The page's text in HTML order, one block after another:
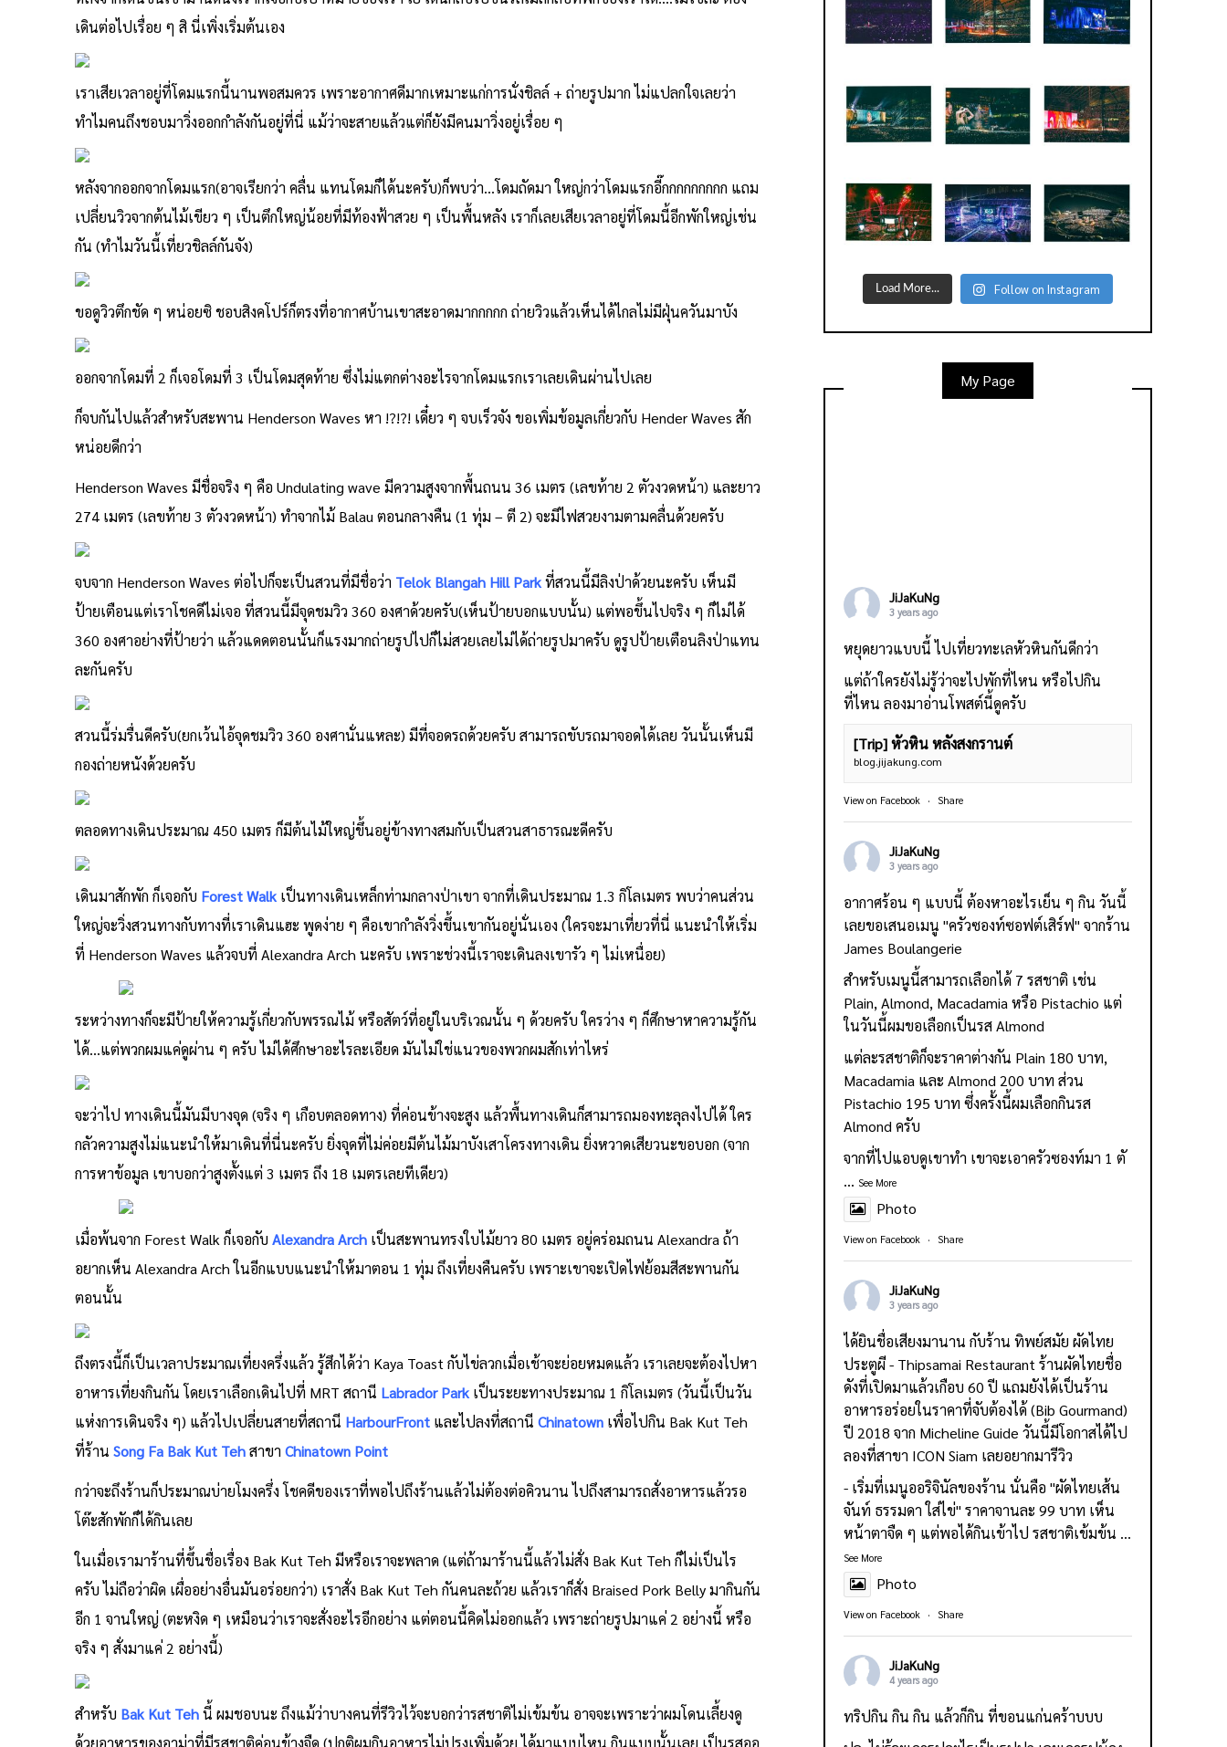
เดินต่อไปเรื่อย ๆ สิ นี่เพิ่งเริ่มต้นเอง
เราเสียเวลาอยู่ที่โดมแรกนี้นานพอสมควร เพราะอากาศดีมากเหมาะแก่การนั่งชิลล์ + ถ่ายรูปมาก ไม่แปลกใจเลยว่า
ทำไมคนถึงชอบมาวิ่งออกกำลังกันอยู่ที่นี่ แม้ว่าจะสายแล้วแต่ก็ยังมีคนมาวิ่งอยู่เรื่อย ๆ
หลังจากออกจากโดมแรก(อาจเรียกว่า คลื่น แทนโดมก็ได้นะครับ)ก็พบว่า…โดมถัดมา ใหญ่กว่าโดมแรกอี๊กกกกกกกกก แถม
เปลี่ยนวิวจากต้นไม้เขียว ๆ เป็นตึกใหญ่น้อยที่มีท้องฟ้าสวย ๆ เป็นพื้นหลัง เราก็เลยเสียเวลาอยู่ที่โดมนี้อีกพักใหญ่เช่น
กัน (ทำไมวันนี้เที่ยวชิลล์กันจัง)
ขอดูวิวตึกชัด ๆ หน่อยซิ ชอบสิงคโปร์ก็ตรงที่อากาศบ้านเขาสะอาดมากกกกก ถ่ายวิวแล้วเห็นได้ไกลไม่มีฝุ่นควันมาบัง
ออกจากโดมที่ 2 ก็เจอโดมที่ 3 เป็นโดมสุดท้าย ซึ่งไม่แตกต่างอะไรจากโดมแรกเราเลยเดินผ่านไปเลย
ก็จบกันไปแล้วสำหรับสะพาน Henderson Waves หา !?!?! เดี๋ยว ๆ จบเร็วจัง ขอเพิ่มข้อมูลเกี่ยวกับ Hender Waves สัก
หน่อยดีกว่า
Henderson Waves มีชื่อจริง ๆ คือ Undulating wave มีความสูงจากพื้นถนน 36 เมตร (เลขท้าย 2 ตัวงวดหน้า) และยาว
274 เมตร (เลขท้าย 3 ตัวงวดหน้า) ทำจากไม้ Balau ตอนกลางคืน (1 ทุ่ม – ตี 2) จะมีไฟสวยงามตามคลื่นด้วยครับ
จบจาก Henderson Waves ต่อไปก็จะเป็นสวนที่มีชื่อว่า Telok Blangah Hill Parkที่สวนนี้มีลิงป่าด้วยนะครับ เห็นมี
ป้ายเตือนแต่เราโชคดีไม่เจอ ที่สวนนี้มีจุดชมวิว 360 องศาด้วยครับ(เห็นป้ายบอกแบบนั้น) แต่พอขึ้นไปจริง ๆ ก็ไม่ได้
360 องศาอย่างที่ป้ายว่า แล้วแดดตอนนั้นก็แรงมากถ่ายรูปไปก็ไม่สวยเลยไม่ได้ถ่ายรูปมาครับ ดูรูปป้ายเตือนลิงป่าแทน
ละกันครับ
สวนนี้ร่มรื่นดีครับ(ยกเว้นไอ้จุดชมวิว 360 องศานั่นแหละ) มีที่จอดรถด้วยครับ สามารถขับรถมาจอดได้เลย วันนั้นเห็นมี
กองถ่ายหนังด้วยครับ
ตลอดทางเดินประมาณ 450 เมตร ก็มีต้นไม้ใหญ่ขึ้นอยู่ข้างทางสมกับเป็นสวนสาธารณะดีครับ
เดินมาสักพัก ก็เจอกับ Forest Walk เป็นทางเดินเหล็กท่ามกลางป่าเขา จากที่เดินประมาณ 1.3 กิโลเมตร พบว่าคนส่วน
ใหญ่จะวิ่งสวนทางกับทางที่เราเดินแฮะ พูดง่าย ๆ คือเขากำลังวิ่งขึ้นเขากันอยู่นั่นเอง (ใครจะมาเที่ยวที่นี่ แนะนำให้เริ่ม
ที่ Henderson Waves แล้วจบที่ Alexandra Arch นะครับ เพราะช่วงนี้เราจะเดินลงเขารัว ๆ ไม่เหนื่อย)
ระหว่างทางก็จะมีป้ายให้ความรู้เกี่ยวกับพรรณไม้ หรือสัตว์ที่อยู่ในบริเวณนั้น ๆ ด้วยครับ ใครว่าง ๆ ก็ศึกษาหาความรู้กัน
ได้…แต่พวกผมแค่ดูผ่าน ๆ ครับ ไม่ได้ศึกษาอะไรละเอียด มันไม่ใช่แนวของพวกผมสักเท่าไหร่
จะว่าไป ทางเดินนี้มันมีบางจุด (จริง ๆ เกือบตลอดทาง) ที่ค่อนข้างจะสูง แล้วพื้นทางเดินก็สามารถมองทะลุลงไปได้ ใคร
กลัวความสูงไม่แนะนำให้มาเดินที่นี่นะครับ ยิ่งจุดที่ไม่ค่อยมีต้นไม้มาบังเสาโครงทางเดิน ยิ่งหวาดเสียวนะขอบอก (จาก
การหาข้อมูล เขาบอกว่าสูงตั้งแต่ 3 เมตร ถึง 18 เมตรเลยทีเดียว)
เมื่อพ้นจาก Forest Walk ก็เจอกับ Alexandra Arch เป็นสะพานทรงใบไม้ยาว 80 เมตร อยู่คร่อมถนน Alexandra ถ้า
อยากเห็น Alexandra Arch ในอีกแบบแนะนำให้มาตอน 1 ทุ่ม ถึงเที่ยงคืนครับ เพราะเขาจะเปิดไฟย้อมสีสะพานกัน
ตอนนั้น
ถึงตรงนี้ก็เป็นเวลาประมาณเที่ยงครึ่งแล้ว รู้สึกได้ว่า Kaya Toast กับไข่ลวกเมื่อเช้าจะย่อยหมดแล้ว เราเลยจะต้องไปหา
อาหารเที่ยงกินกัน โดยเราเลือกเดินไปที่ MRT สถานี Labrador Park เป็นระยะทางประมาณ 1 กิโลเมตร (วันนี้เป็นวัน
แห่งการเดินจริง ๆ) แล้วไปเปลี่ยนสายที่สถานี HarbourFront และไปลงที่สถานี Chinatown เพื่อไปกิน Bak Kut Teh
ที่ร้าน Song Fa Bak Kut Tehสาขา Chinatown Point
กว่าจะถึงร้านก็ประมาณบ่ายโมงครึ่ง โชคดีของเราที่พอไปถึงร้านแล้วไม่ต้องต่อคิวนาน ไปถึงสามารถสั่งอาหารแล้วรอ
โต๊ะสักพักก็ได้กินเลย
ในเมื่อเรามาร้านที่ขึ้นชื่อเรื่อง Bak Kut Teh มีหรือเราจะพลาด (แต่ถ้ามาร้านนี้แล้วไม่สั่ง Bak Kut Teh ก็ไม่เป็นไร
ครับ ไม่ถือว่าผิด เผื่ออย่างอื่นมันอร่อยกว่า) เราสั่ง Bak Kut Teh กันคนละถ้วย แล้วเราก็สั่ง Braised Pork Belly มากินกัน
อีก 1 จานใหญ่ (ตะหงิด ๆ เหมือนว่าเราจะสั่งอะไรอีกอย่าง แต่ตอนนี้คิดไม่ออกแล้ว เพราะถ่ายรูปมาแค่ 2 อย่างนี้ หรือ
จริง ๆ สั่งมาแค่ 2 อย่างนี้)
สำหรับ Bak Kut Tehนี้ ผมชอบนะ ถึงแม้ว่าบางคนที่รีวิวไว้จะบอกว่ารสชาติไม่เข้มข้น อาจจะเพราะว่าผมโดนเลี้ยงดู
ด้วยอาหารของอาม่าที่มีรสชาติค่อนข้างจืด (ปกติผมกินอาหารไม่ปรุงเพิ่มด้วย ได้มาแบบไหน กินแบบนั้นเลย เป็นรสออ
Load More... Follow on Instagram
My Page
JiJaKuNg
3 years ago
หยุดยาวแบบนี้ ไปเที่ยวทะเลหัวหินกันดีกว่า
แต่ถ้าใครยังไม่รู้ว่าจะไปพักที่ไหน หรือไปกิน
ที่ไหน ลองมาอ่านโพสต์นี้ดูครับ
[Trip] หัวหิน หลังสงกรานต์
blog.jijakung.com
View on Facebook · Share
JiJaKuNg
3 years ago
อากาศร้อน ๆ แบบนี้ ต้องหาอะไรเย็น ๆ กิน วันนี้
เลยขอเสนอเมนู "ครัวซองท์ซอฟต์เสิร์ฟ" จากร้าน
James Boulangerie
สำหรับเมนูนี้สามารถเลือกได้ 7 รสชาติ เช่น
Plain, Almond, Macadamia หรือ Pistachio แต่
ในวันนี้ผมขอเลือกเป็นรส Almond
แต่ละรสชาติก็จะราคาต่างกัน Plain 180 บาท,
Macadamia และ Almond 200 บาท ส่วน
Pistachio 195 บาท ซึ่งครั้งนี้ผมเลือกกินรส
Almond ครับ
จากที่ไปแอบดูเขาทำ เขาจะเอาครัวซองท์มา 1 ตั
... See More
Photo
View on Facebook · Share
JiJaKuNg
3 years ago
ได้ยินชื่อเสียงมานาน กับร้าน ทิพย์สมัย ผัดไทย
ประตูผี - Thipsamai Restaurant ร้านผัดไทยชื่อ
ดังที่เปิดมาแล้วเกือบ 60 ปี แถมยังได้เป็นร้าน
อาหารอร่อยในราคาที่จับต้องได้ (Bib Gourmand)
ปี 2018 จาก Micheline Guide วันนี้มีโอกาสได้ไป
ลองที่สาขา ICON Siam เลยอยากมารีวิว
- เริ่มที่เมนูออริจินัลของร้าน นั่นคือ "ผัดไทยเส้น
จันท์ ธรรมดา ใส่ไข่" ราคาจานละ 99 บาท เห็น
หน้าตาจืด ๆ แต่พอได้กินเข้าไป รสชาติเข้มข้น ...
See More
Photo
View on Facebook · Share
JiJaKuNg
4 years ago
ทริปกิน กิน กิน แล้วก็กิน ที่ขอนแก่นคร้าบบบ